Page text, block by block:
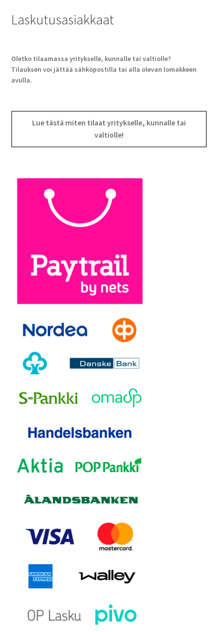
Laskutusasiakkaat
Oletko tilaamassa yritykselle, kunnalle tai valtiolle?
Tilauksen voi jättää sähköpostilla tai alla olevan lomakkeen
avulla.
Lue tästä miten tilaat yritykselle, kunnalle tai
valtiolle!